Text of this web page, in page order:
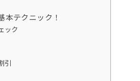
本テクニック！
ック
引